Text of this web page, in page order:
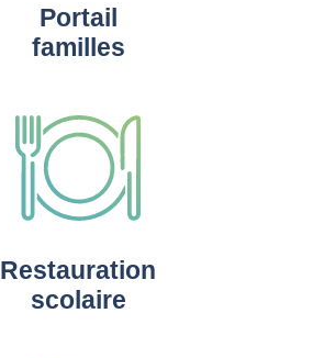
Portail
familles
Restauration
scolaire